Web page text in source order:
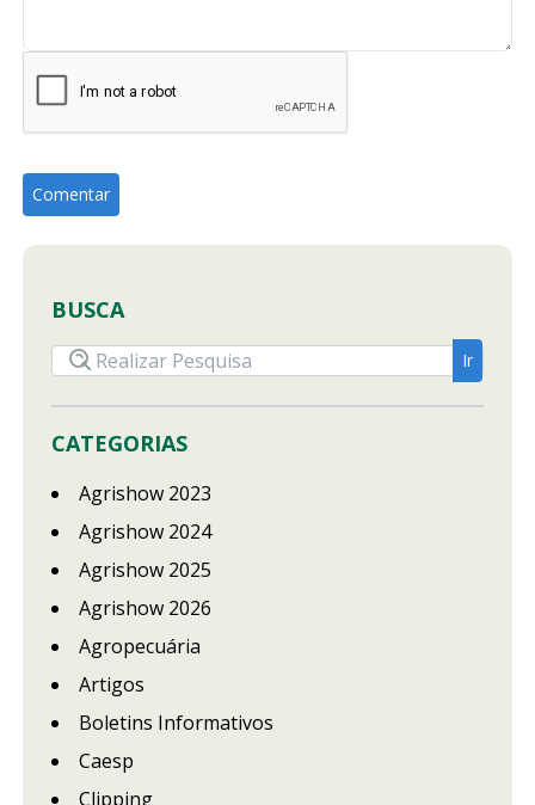
BUSCA
CATEGORIAS
Agrishow 2023
Agrishow 2024
Agrishow 2025
Agrishow 2026
Agropecuária
Artigos
Boletins Informativos
Caesp
Clipping